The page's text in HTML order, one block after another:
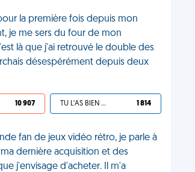
la première fois depuis mon
je me sers du four de mon
là que j'ai retrouvé le double des
désespérément depuis deux
10 907 TU L'AS BIEN MÉRITÉ 1 814
fan de jeux vidéo rétro, je parle à
dernière acquisition et des
j'envisage d'acheter. Il m'a